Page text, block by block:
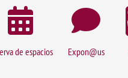
de espacios Expon@us